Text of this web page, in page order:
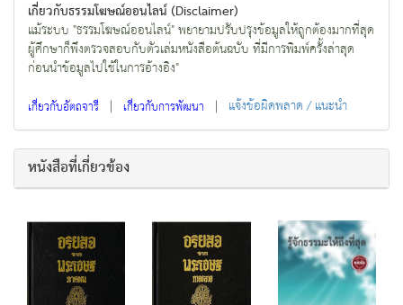
เกี่ยวกับธรรมโฆษณ์ออนไลน์ (Disclaimer)
แม้ระบบ "ธรรมโฆษณ์ออนไลน์" พยายามปรับปรุงข้อมูลให้ถูกต้องมากที่สุด
ผู้ศึกษาก็พึงตรวจสอบกับตัวเล่มหนังสือต้นฉบับ ที่มีการพิมพ์ครั้งล่าสุด
ก่อนนำข้อมูลไปใช้ในการอ้างอิง"
เกี่ยวกับอัตถจารี | เกี่ยวกับการพัฒนา | แจ้งข้อผิดพลาด / แนะนำ
หนังสือที่เกี่ยวข้อง